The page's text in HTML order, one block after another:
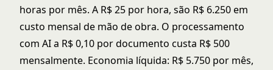
horas por mês. A R$ 25 por hora, são R$ 6.250 em
custo mensal de mão de obra. O processamento
com AI a R$ 0,10 por documento custa R$ 500
mensalmente. Economia líquida: R$ 5.750 por mês,